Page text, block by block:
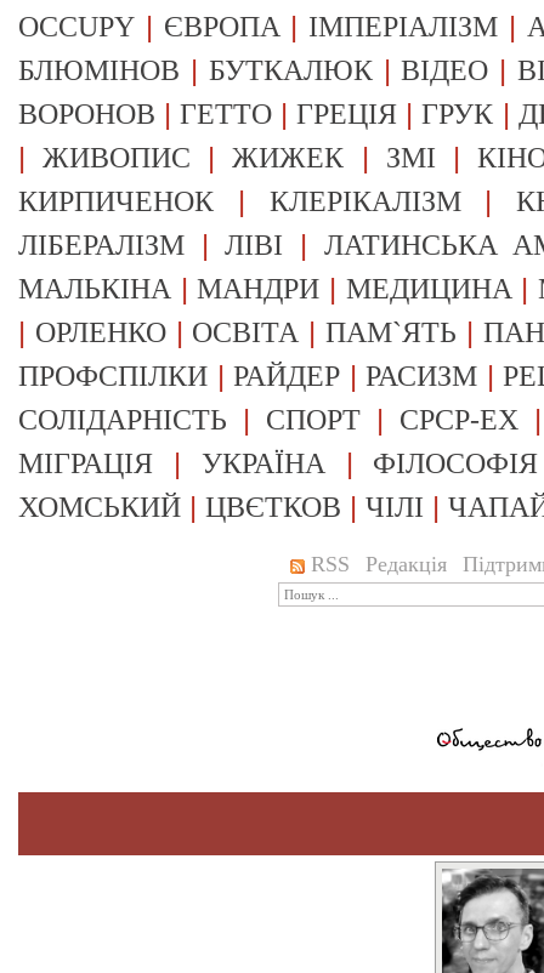
OCCUPY | ЄВРОПА | ІМПЕРІАЛІЗМ |
БЛЮМІНОВ | БУТКАЛЮК|ВІДЕО |
ВОРОНОВ |ГЕТТО |ГРЕЦІЯ |ГРУК |
|ЖИВОПИС |ЖИЖЕК | ЗМІ |
КИРПИЧЕНОК | КЛЕРІКАЛІЗМ|
ЛІБЕРАЛІЗМ |ЛІВІ | ЛАТИНСЬКА
МАЛЬКІНА |МАНДРИ | МЕДИЦИНА |
| ОРЛЕНКО| ОСВІТА |ПАМ`ЯТЬ |
ПРОФСПІЛКИ |РАЙДЕР |РАСИЗМ |
СОЛІДАРНІСТЬ | СПОРТ | СРСР-EX
МІГРАЦІЯ | УКРАЇНА | ФІЛОСОФІЯ
ХОМСЬКИЙ | ЦВЄТКОВ | ЧІЛІ |
RSS Редакція